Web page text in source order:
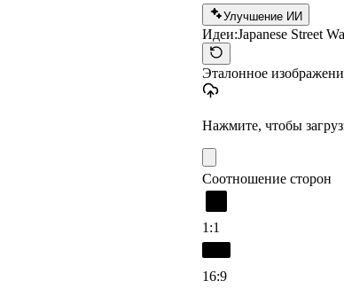
Улучшение ИИ
Идеи:Japanese Street
Эталонное
Нажмите, чтобы
Соотношение сторон
1:1
16:9